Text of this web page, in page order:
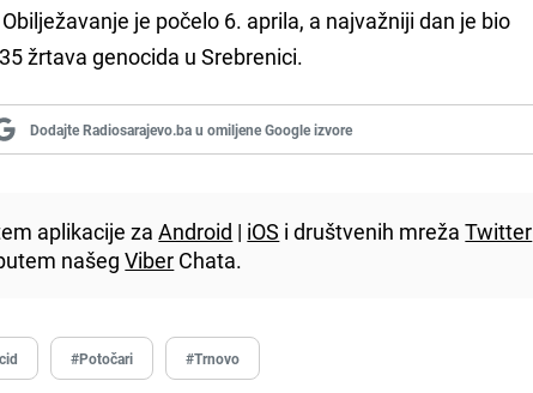
je počelo 6. aprila, a najvažniji dan je bio
žrtava genocida u Srebrenici.
Dodajte Radiosarajevo.ba u omiljene Google izvore
aplikacije zaAndroid | iOS i društvenih mrežaTwitter
našegViber Chata.
#Potočari #Trnovo